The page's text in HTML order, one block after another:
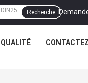
Recherche